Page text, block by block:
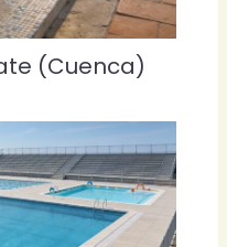
(Cuenca)